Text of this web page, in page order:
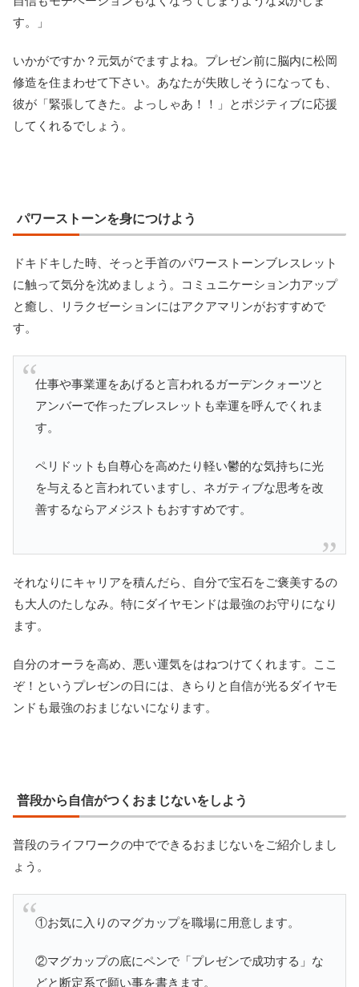
す。」
いかがですか？元気がでますよね。プレゼン前に脳内に松岡
修造を住まわせて下さい。あなたが失敗しそうになっても、
彼が「緊張してきた。よっしゃあ！！」とポジティブに応援
してくれるでしょう。
パワーストーンを身につけよう
ドキドキした時、そっと手首のパワーストーンブレスレット
に触って気分を沈めましょう。コミュニケーション力アップ
と癒し、リラクゼーションにはアクアマリンがおすすめで
す。
仕事や事業運をあげると言われるガーデンクォーツと
アンバーで作ったブレスレットも幸運を呼んでくれま
す。
ペリドットも自尊心を高めたり軽い鬱的な気持ちに光
を与えると言われていますし、ネガティブな思考を改
善するならアメジストもおすすめです。
それなりにキャリアを積んだら、自分で宝石をご褒美するの
も大人のたしなみ。特にダイヤモンドは最強のお守りになり
ます。
自分のオーラを高め、悪い運気をはねつけてくれます。ここ
ぞ！というプレゼンの日には、きらりと自信が光るダイヤモ
ンドも最強のおまじないになります。
普段から自信がつくおまじないをしよう
普段のライフワークの中でできるおまじないをご紹介しまし
ょう。
①お気に入りのマグカップを職場に用意します。
②マグカップの底にペンで「プレゼンで成功する」な
どと断定系で願い事を書きます。